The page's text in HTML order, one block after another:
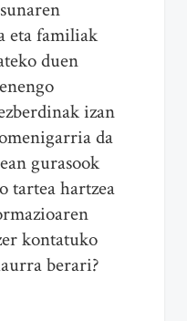
eta familiak
duen
izan
da
gurasook
tartea hartzea
kontatuko
berari?